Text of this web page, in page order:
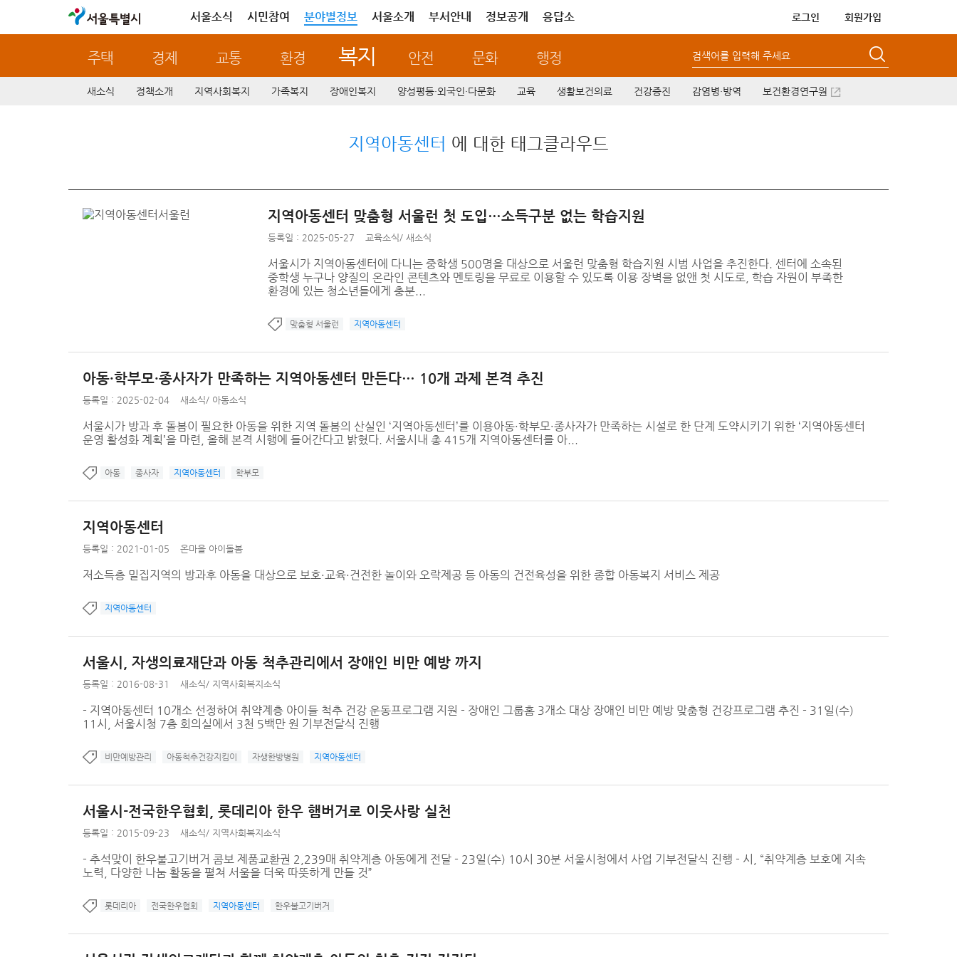
서울특별시 서울소식 시민참여 분야별정보 서울소개 부서안내 정보공개 응답소 로그인 회원가입
주택 경제 교통 환경 복지 안전 문화 행정 검색어를 입력해 주세요
새소식 정책소개 지역사회복지 가족복지 장애인복지 양성평등·외국인·다문화 교육 생활보건의료 건강증진 감염병·방역 보건환경연구원
지역아동센터 에 대한 태그클라우드
지역아동센터 맞춤형 서울런 첫 도입…소득구분 없는 학습지원
등록일 : 2025-05-27 교육소식/ 새소식
서울시가 지역아동센터에 다니는 중학생 500명을 대상으로 서울런 맞춤형 학습지원 시범 사업을 추진한다. 센터에 소속된
중학생 누구나 양질의 온라인 콘텐츠와 멘토링을 무료로 이용할 수 있도록 이용 장벽을 없앤 첫 시도로, 학습 자원이 부족한
환경에 있는 청소년들에게 충분...
맞춤형 서울런 지역아동센터
아동·학부모·종사자가 만족하는 지역아동센터 만든다… 10개 과제 본격 추진
등록일 : 2025-02-04 새소식/ 아동소식
서울시가 방과 후 돌봄이 필요한 아동을 위한 지역 돌봄의 산실인 ‘지역아동센터’를 이용아동·학부모·종사자가 만족하는 시설로 한 단계 도약시키기 위한 ‘지역아동센터
운영 활성화 계획’을 마련, 올해 본격 시행에 들어간다고 밝혔다. 서울시내 총 415개 지역아동센터를 아...
아동 종사자 지역아동센터 학부모
지역아동센터
등록일 : 2021-01-05 온마을 아이돌봄
저소득층 밀집지역의 방과후 아동을 대상으로 보호·교육·건전한 놀이와 오락제공 등 아동의 건전육성을 위한 종합 아동복지 서비스 제공
지역아동센터
서울시, 자생의료재단과 아동 척추관리에서 장애인 비만 예방 까지
등록일 : 2016-08-31 새소식/ 지역사회복지소식
- 지역아동센터 10개소 선정하여 취약계층 아이들 척추 건강 운동프로그램 지원 - 장애인 그룹홈 3개소 대상 장애인 비만 예방 맞춤형 건강프로그램 추진 - 31일(수)
11시, 서울시청 7층 회의실에서 3천 5백만 원 기부전달식 진행
비만예방관리 아동척추건강지킴이 자생한방병원 지역아동센터
서울시-전국한우협회, 롯데리아 한우 햄버거로 이웃사랑 실천
등록일 : 2015-09-23 새소식/ 지역사회복지소식
- 추석맞이 한우불고기버거 콤보 제품교환권 2,239매 취약계층 아동에게 전달 - 23일(수) 10시 30분 서울시청에서 사업 기부전달식 진행 - 시, “취약계층 보호에 지속
노력, 다양한 나눔 활동을 펼쳐 서울을 더욱 따뜻하게 만들 것”
롯데리아 전국한우협회 지역아동센터 한우불고기버거